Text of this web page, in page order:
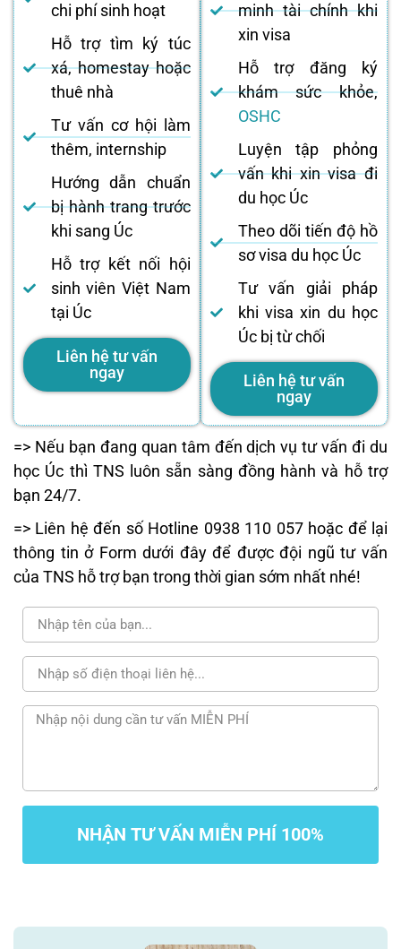
chi phí sinh hoạt
Hỗ trợ tìm ký túc
xá, homestay hoặc
thuê nhà
Tư vấn cơ hội làm
thêm, internship
Hướng dẫn chuẩn
bị hành trang trước
khi sang Úc
Hỗ trợ kết nối hội
sinh viên Việt Nam
tại Úc
Liên hệ tư vấn
ngay
minh tài chính khi
xin visa
Hỗ trợ đăng ký
khám sức khỏe,
OSHC
Luyện tập phỏng
vấn khi xin visa đi
du học Úc
Theo dõi tiến độ hồ
sơ visa du học Úc
Tư vấn giải pháp
khi visa xin du học
Úc bị từ chối
Liên hệ tư vấn
ngay
=> Nếu bạn đang quan tâm đến dịch vụ tư vấn đi du
học Úc thì TNS luôn sẵn sàng đồng hành và hỗ trợ
bạn 24/7.
=> Liên hệ đến số Hotline 0938 110 057 hoặc để lại
thông tin ở Form dưới đây để được đội ngũ tư vấn
của TNS hỗ trợ bạn trong thời gian sớm nhất nhé!
NHẬN TƯ VẤN MIỄN PHÍ 100%